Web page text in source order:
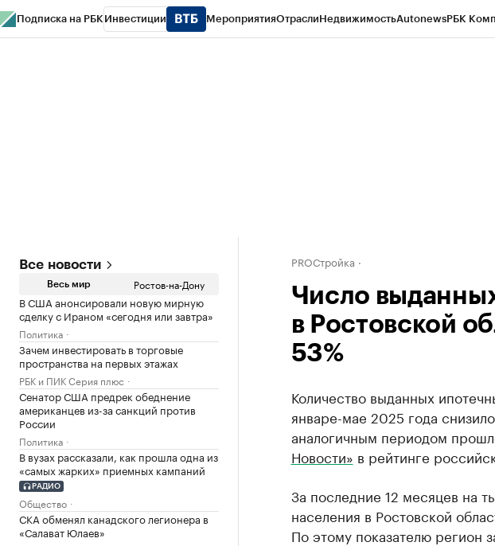
Подписка на РБК Инвестиции МероприятияОтраслиНедвижимостьAutonewsРБК
Все новости
Весь мир Ростов-на-Дону
В США анонсировали новую мирную
сделку с Ираном «сегодня или завтра»
Политика
Зачем инвестировать в торговые
пространства на первых этажах
РБК и ПИК Серия плюс
Сенатор США предрек обеднение
американцев из-за санкций против
России
Политика
В вузах рассказали, как прошла одна из
«самых жарких» приемных кампаний
РАДИО
Общество
СКА обменял канадского легионера в
«Салават Юлаев»
PROСтройка
Число
в Ростовской
53%
Количество выданных
январе-мае 2025 года
аналогичным периодом
Новости» в рейтинге
За последние 12 месяцев на
населения в Ростовской
По этому показателю регион